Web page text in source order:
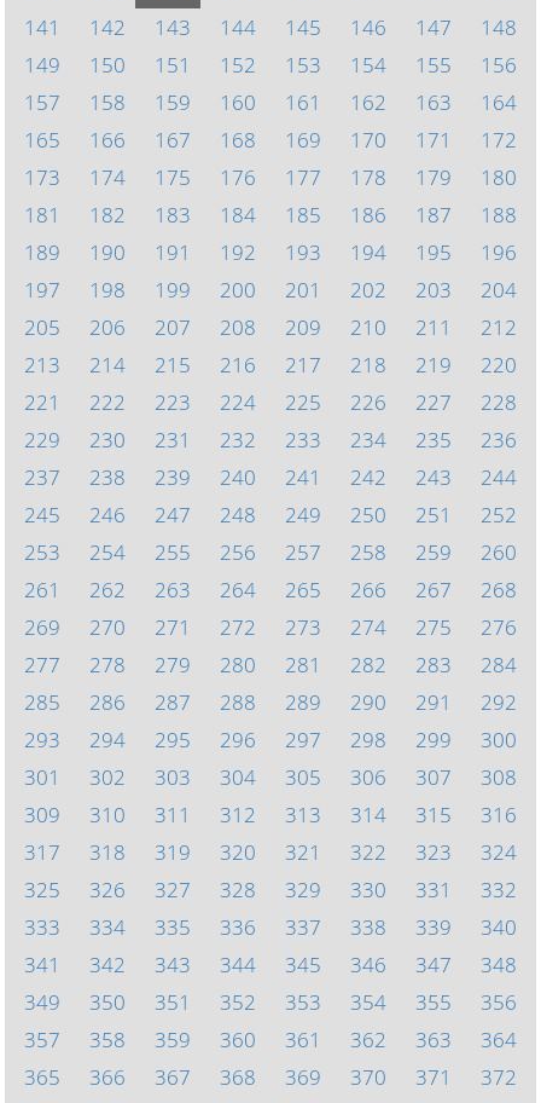
141
142 143 144 145 146 147
148
149
150 151 152 153 154 155
156
157
158 159 160 161 162 163
164
165
166 167 168 169 170 171
172
173
174 175 176 177 178 179
180
181
182 183 184 185 186 187
188
189
190 191 192 193 194 195
196
197
198 199 200 201 202 203
204
205
206 207 208 209 210 211
212
213
214 215 216 217 218 219
220
221
222 223 224 225 226 227
228
229
230 231 232 233 234 235
236
237
238 239 240 241 242 243
244
245
246 247 248 249 250 251
252
253
254 255 256 257 258 259
260
261
262 263 264 265 266 267
268
269
270 271 272 273 274 275
276
277
278 279 280 281 282 283
284
285
286 287 288 289 290 291
292
293
294 295 296 297 298 299
300
301
302 303 304 305 306 307
308
309
310 311 312 313 314 315
316
317
318 319 320 321 322 323
324
325
326 327 328 329 330 331
332
333
334 335 336 337 338 339
340
341
342 343 344 345 346 347
348
349
350 351 352 353 354 355
356
357
358 359 360 361 362 363
364
365
366 367 368 369 370 371
372